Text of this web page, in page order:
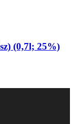
(0,7l; 25%)